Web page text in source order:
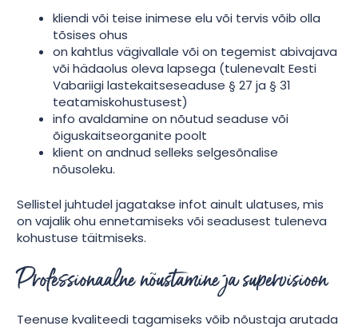
kliendi või teise inimese elu või tervis võib olla
tõsises ohus
on kahtlus vägivallale või on tegemist abivajava
või hädaolus oleva lapsega (tulenevalt Eesti
Vabariigi lastekaitseseaduse § 27 ja § 31
teatamiskohustusest)
info avaldamine on nõutud seaduse või
õiguskaitseorganite poolt
klient on andnud selleks selgesõnalise
nõusoleku.
Sellistel juhtudel jagatakse infot ainult ulatuses, mis
on vajalik ohu ennetamiseks või seadusest tuleneva
kohustuse täitmiseks.
Professionaalne nõustamine ja supervisioon
Teenuse kvaliteedi tagamiseks võib nõustaja arutada